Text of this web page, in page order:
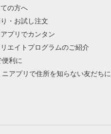
の方へ
・お試し注文
プリでカンタン
エイトプログラムのご紹介
便利に
ニアプリで住所を知らない友だちに